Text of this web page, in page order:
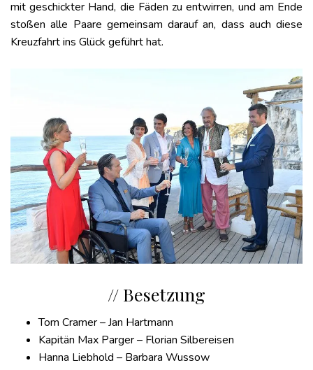
mit geschickter Hand, die Fäden zu entwirren, und am Ende
stoßen alle Paare gemeinsam darauf an, dass auch diese
Kreuzfahrt ins Glück geführt hat.
// Besetzung
Tom Cramer – Jan Hartmann
Kapitän Max Parger – Florian Silbereisen
Hanna Liebhold – Barbara Wussow